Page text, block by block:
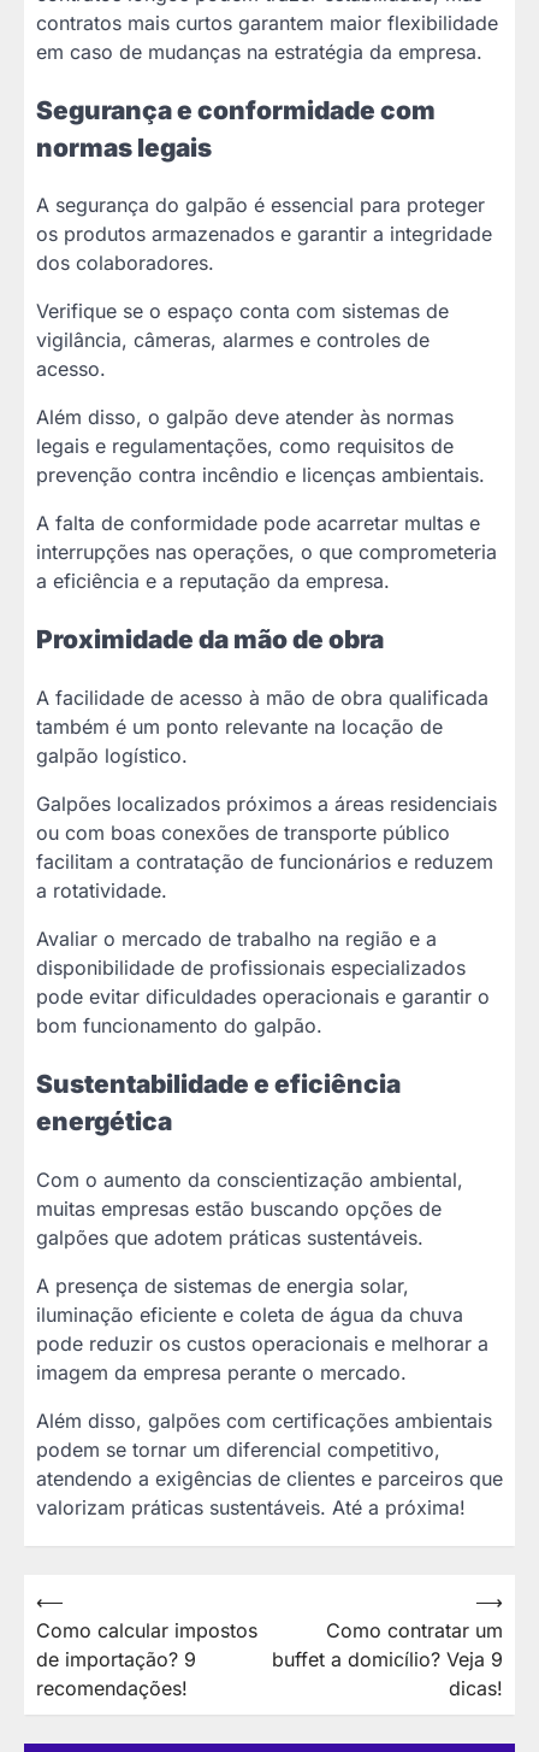
contratos mais curtos garantem maior flexibilidade
em caso de mudanças na estratégia da empresa.
Segurança e conformidade com
normas legais
A segurança do galpão é essencial para proteger
os produtos armazenados e garantir a integridade
dos colaboradores.
Verifique se o espaço conta com sistemas de
vigilância, câmeras, alarmes e controles de
acesso.
Além disso, o galpão deve atender às normas
legais e regulamentações, como requisitos de
prevenção contra incêndio e licenças ambientais.
A falta de conformidade pode acarretar multas e
interrupções nas operações, o que comprometeria
a eficiência e a reputação da empresa.
Proximidade da mão de obra
A facilidade de acesso à mão de obra qualificada
também é um ponto relevante na locação de
galpão logístico.
Galpões localizados próximos a áreas residenciais
ou com boas conexões de transporte público
facilitam a contratação de funcionários e reduzem
a rotatividade.
Avaliar o mercado de trabalho na região e a
disponibilidade de profissionais especializados
pode evitar dificuldades operacionais e garantir o
bom funcionamento do galpão.
Sustentabilidade e eficiência
energética
Com o aumento da conscientização ambiental,
muitas empresas estão buscando opções de
galpões que adotem práticas sustentáveis.
A presença de sistemas de energia solar,
iluminação eficiente e coleta de água da chuva
pode reduzir os custos operacionais e melhorar a
imagem da empresa perante o mercado.
Além disso, galpões com certificações ambientais
podem se tornar um diferencial competitivo,
atendendo a exigências de clientes e parceiros que
valorizam práticas sustentáveis. Até a próxima!
Navegação
de
Post
⟵
Como calcular impostos
de importação? 9
recomendações!
Como contratar um
buffet a domicílio? Veja 9
dicas!
⟶